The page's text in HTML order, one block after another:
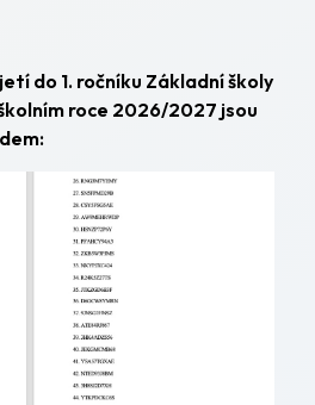
do 1. ročníku Základní školy
roce 2026/2027 jsou